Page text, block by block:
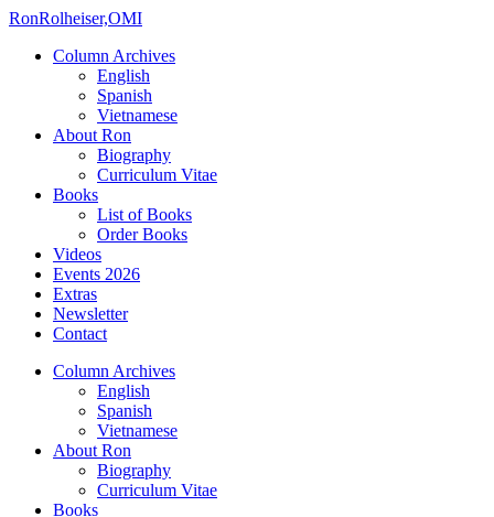
RonRolheiser,OMI
Column Archives
English
Spanish
Vietnamese
About Ron
Biography
Curriculum Vitae
Books
List of Books
Order Books
Videos
Events 2026
Extras
Newsletter
Contact
Column Archives
English
Spanish
Vietnamese
About Ron
Biography
Curriculum Vitae
Books